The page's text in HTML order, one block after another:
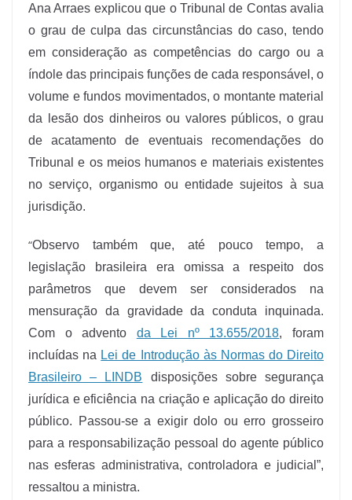
Ana Arraes explicou que o Tribunal de Contas avalia
o grau de culpa das circunstâncias do caso, tendo
em consideração as competências do cargo ou a
índole das principais funções de cada responsável, o
volume e fundos movimentados, o montante material
da lesão dos dinheiros ou valores públicos, o grau
de acatamento de eventuais recomendações do
Tribunal e os meios humanos e materiais existentes
no serviço, organismo ou entidade sujeitos à sua
jurisdição.
“Observo também que, até pouco tempo, a
legislação brasileira era omissa a respeito dos
parâmetros que devem ser considerados na
mensuração da gravidade da conduta inquinada.
Com o advento da Lei nº 13.655/2018, foram
incluídas na Lei de Introdução às Normas do Direito
Brasileiro – LINDB disposições sobre segurança
jurídica e eficiência na criação e aplicação do direito
público. Passou-se a exigir dolo ou erro grosseiro
para a responsabilização pessoal do agente público
nas esferas administrativa, controladora e judicial”,
ressaltou a ministra.